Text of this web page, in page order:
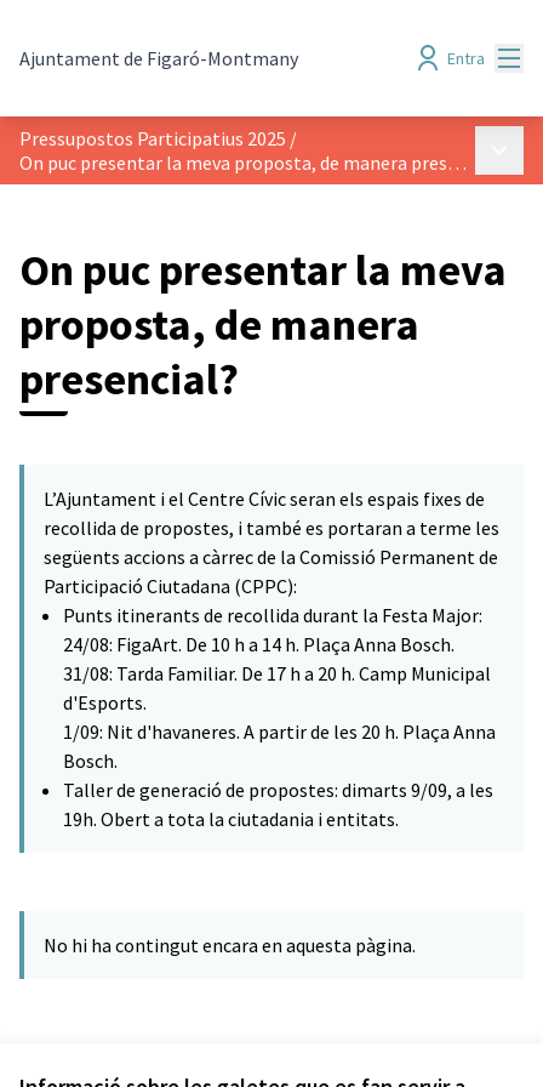
Ajuntament de Figaró-Montmany Entra
Pressupostos Participatius 2025 /
On puc presentar la meva proposta, de manera presencial?
On puc presentar la meva
proposta, de manera
presencial?
L’Ajuntament i el Centre Cívic seran els espais fixes de
recollida de propostes, i també es portaran a terme les
següents accions a càrrec de la Comissió Permanent de
Participació Ciutadana (CPPC):
Punts itinerants de recollida durant la Festa Major:
24/08: FigaArt. De 10 h a 14 h. Plaça Anna Bosch.
31/08: Tarda Familiar. De 17 h a 20 h. Camp Municipal
d'Esports.
1/09: Nit d'havaneres. A partir de les 20 h. Plaça Anna
Bosch.
Taller de generació de propostes: dimarts 9/09, a les
19h. Obert a tota la ciutadania i entitats.
No hi ha contingut encara en aquesta pàgina.